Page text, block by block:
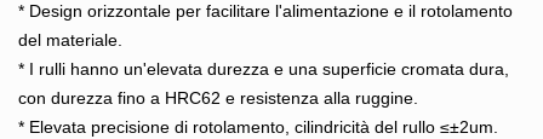
* Design orizzontale per facilitare l'alimentazione e il rotolamento
del materiale.
* I rulli hanno un'elevata durezza e una superficie cromata dura,
con durezza fino a HRC62 e resistenza alla ruggine.
* Elevata precisione di rotolamento, cilindricità del rullo ≤±2um.